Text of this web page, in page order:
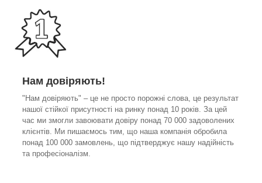
Нам довіряють!
"Нам довіряють" – це не просто порожні слова, це результат
нашої стійкої присутності на ринку понад 10 років. За цей
час ми змогли завоювати довіру понад 70 000 задоволених
клієнтів. Ми пишаємось тим, що наша компанія обробила
понад 100 000 замовлень, що підтверджує нашу надійність
та професіоналізм.